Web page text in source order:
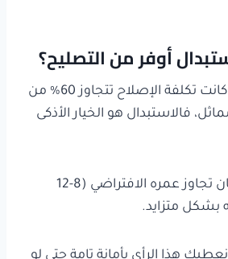
أوفر من التصليح؟
القاعدة الذهبية: إذا كانت تكلفة الإصلاح تتجاوز 60% من
فالاستبدال هو الخيار الأذكى
كذلك إذا كان السخان تجاوز عمره الافتراضي (8-12
بشكل متزايد.
هذا الرأي بأمانة تامة حتى لو